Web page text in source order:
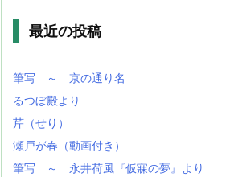
最近の投稿
筆写 ～ 京の通り名
るつぼ殿より
芹（せり）
瀬戸が春（動画付き）
筆写 ～ 永井荷風『仮寐の夢』より